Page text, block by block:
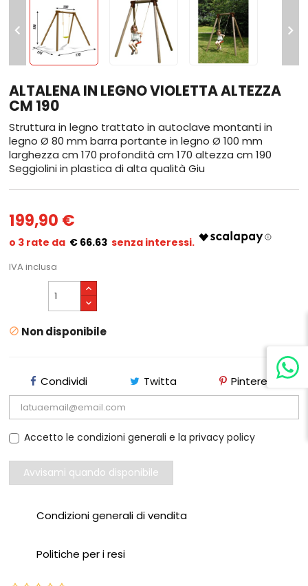
 
ALTALENA IN LEGNO VIOLETTA ALTEZZA
CM 190
Struttura in legno trattato in autoclave montanti in
legno Ø 80 mm barra portante in legno Ø 100 mm
larghezza cm 170 profondità cm 170 altezza cm 190
Seggiolini in plastica di alta qualità Giu
199,90 €
€ 66.63
IVA inclusa
 Non disponibile
Condividi Twitta Pinterest
Accetto le condizioni generali e la privacy policy
Avvisami quando disponibile
Condizioni generali di vendita
Politiche per i resi